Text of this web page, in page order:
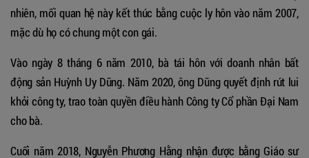
nhiên, mối quan hệ này kết thúc bằng cuộc ly hôn vào năm 2007,
mặc dù họ có chung một con gái.
Vào ngày 8 tháng 6 năm 2010, bà tái hôn với doanh nhân bất
động sản Huỳnh Uy Dũng. Năm 2020, ông Dũng quyết định rút lui
khỏi công ty, trao toàn quyền điều hành Công ty Cổ phần Đại Nam
cho bà.
Cuối năm 2018, Nguyễn Phương Hằng nhận được bằng Giáo sư